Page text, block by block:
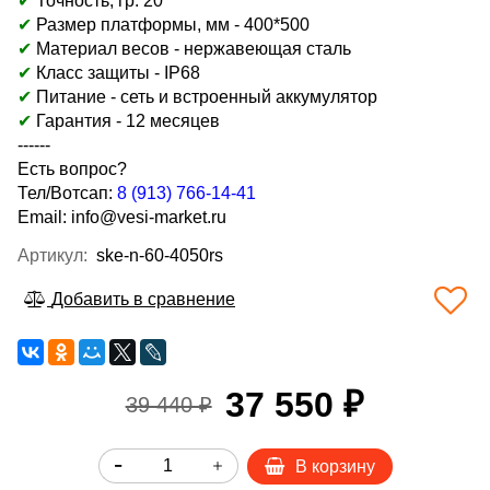
✔ Размер платформы, мм - 400*500
✔ Материал весов - нержавеющая сталь
✔ Класс защиты - IP68
✔ Питание - сеть и встроенный аккумулятор
✔ Гарантия - 12 месяцев
------
Есть вопрос?
Тел/Вотсап: 8 (913) 766-14-41
Email: info@vesi-market.ru
Артикул: ske-n-60-4050rs
Добавить в сравнение
39 440 ₽ 37 550 ₽
В корзину